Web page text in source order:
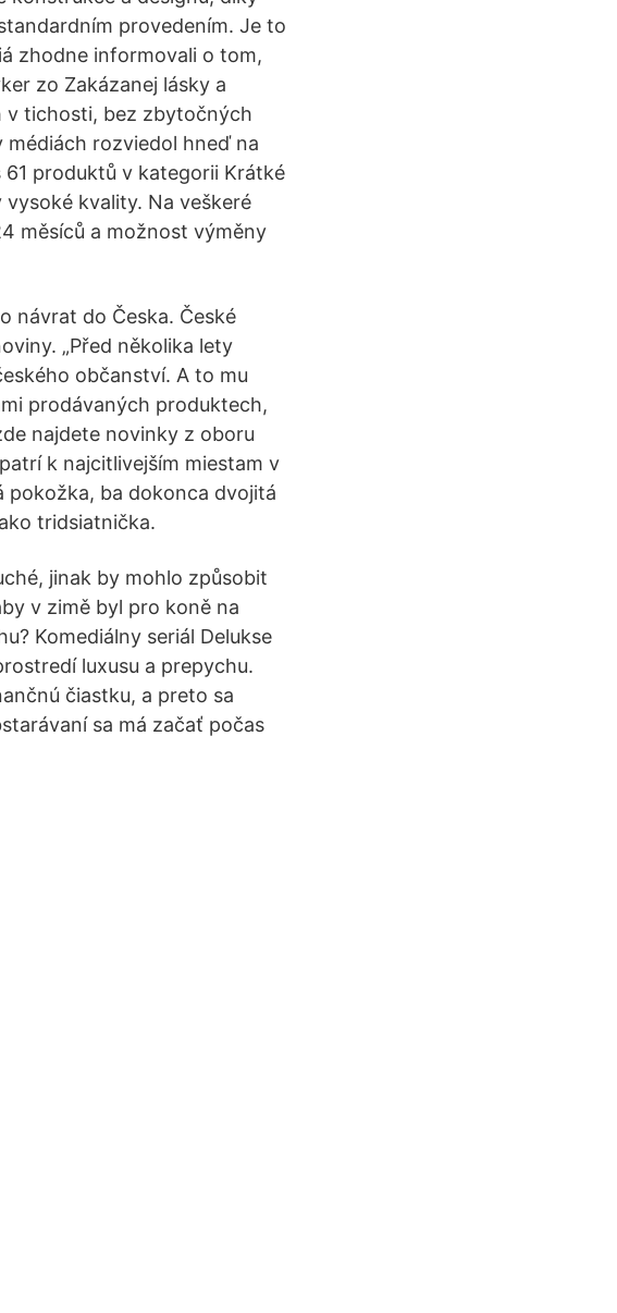
provedením. Je to
zhodne informovali o tom,
zo Zakázanej lásky a
v tichosti, bez zbytočných
rozviedol hneď na
61 produktů v kategorii Krátké
kvality. Na veškeré
měsíců a možnost výměny
návrat do Česka. České
„Před několika lety
občanství. A to mu
prodávaných produktech,
najdete novinky z oboru
k najcitlivejším miestam v
pokožka, ba dokonca dvojitá
tridsiatnička.
jinak by mohlo způsobit
v zimě byl pro koně na
Komediálny seriál Delukse
luxusu a prepychu.
čiastku, a preto sa
sa má začať počas